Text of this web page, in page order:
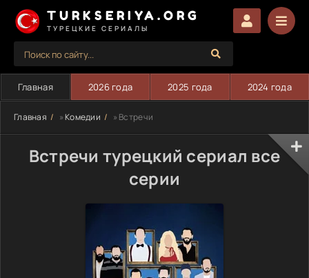
TURKSERIYA.ORG
ТУРЕЦКИЕ СЕРИАЛЫ
Главная 2026 года 2025 года 2024 года
Главная »Комедии » Встречи
Встречи турецкий сериал все
серии